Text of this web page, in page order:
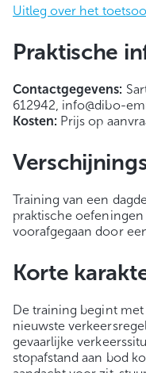
Uitleg over het
Praktische
Contactgegevens:
612942, info@dibo-
Kosten: Prijs op
Training van een
praktische
voorafgegaan door
Korte
De training begint
nieuwste
gevaarlijke
stopafstand aan bod